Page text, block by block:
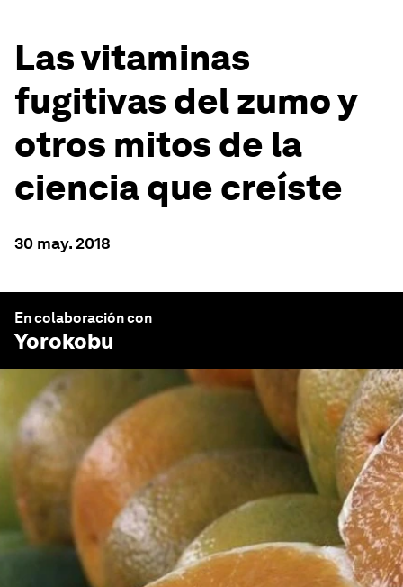
Las vitaminas
fugitivas del zumo y
otros mitos de la
ciencia que creíste
30 may. 2018
En colaboración con
Yorokobu